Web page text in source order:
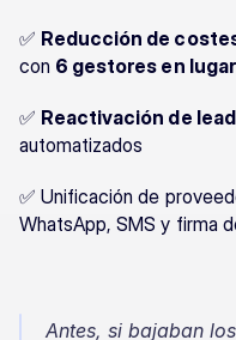
✅ Reducción de
con 6 gestores en lugar
✅ Reactivación de
automatizados
✅ Unificación de
WhatsApp, SMS y firma
Antes, si bajaban